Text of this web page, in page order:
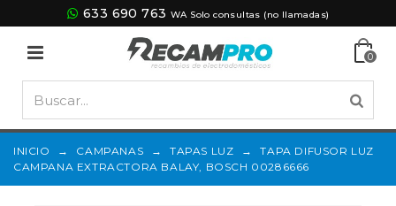
633 690 763 WA Solo consultas (no llamadas)
0
INICIO → CAMPANAS → TAPAS LUZ →
TAPA DIFUSOR LUZ
CAMPANA EXTRACTORA BALAY, BOSCH 00286666